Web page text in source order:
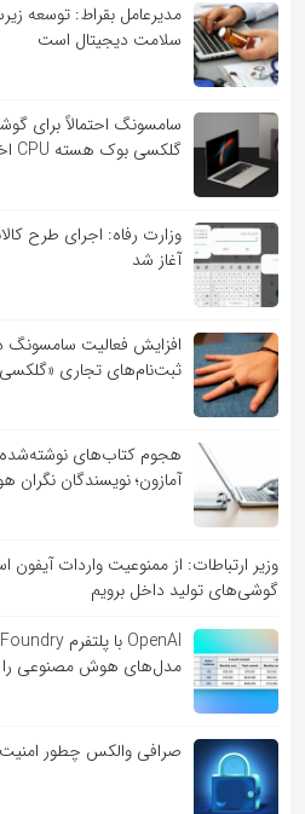
مدیرعامل بقراط: توسعه
سلامت دیجیتال است
سامسونگ احتمالاً برای
گلکسی بوک هسته CPU اختصاصی می‌سازد
وزارت رفاه: اجرای طرح
آغاز شد
افزایش فعالیت
ثبت‌نام‌های تجاری
آمازون؛ نویسندگان
وزیر ارتباطات: از ممنوعیت واردات آیفون
گوشی‌های تولید داخل برویم
مدل‌های هوش مصنوعی را
صرافی والکس چطور امنیت